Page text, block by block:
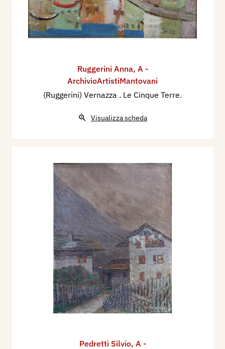
Ruggerini Anna, A -
ArchivioArtistiMantovani
(Ruggerini) Vernazza . Le Cinque Terre.
Visualizza scheda
Pedretti Silvio, A -